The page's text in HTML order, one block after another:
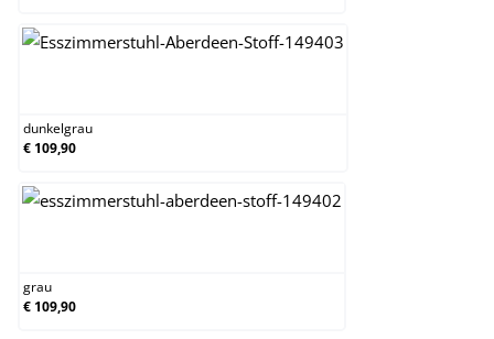
dunkelgrau
€ 109,90
grau
€ 109,90